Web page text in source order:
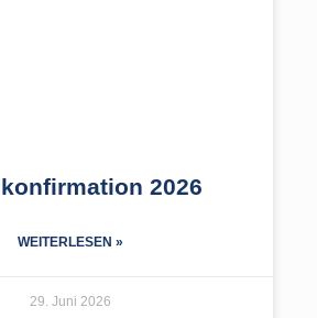
2026
WEITERLESEN »
29. Juni 2026